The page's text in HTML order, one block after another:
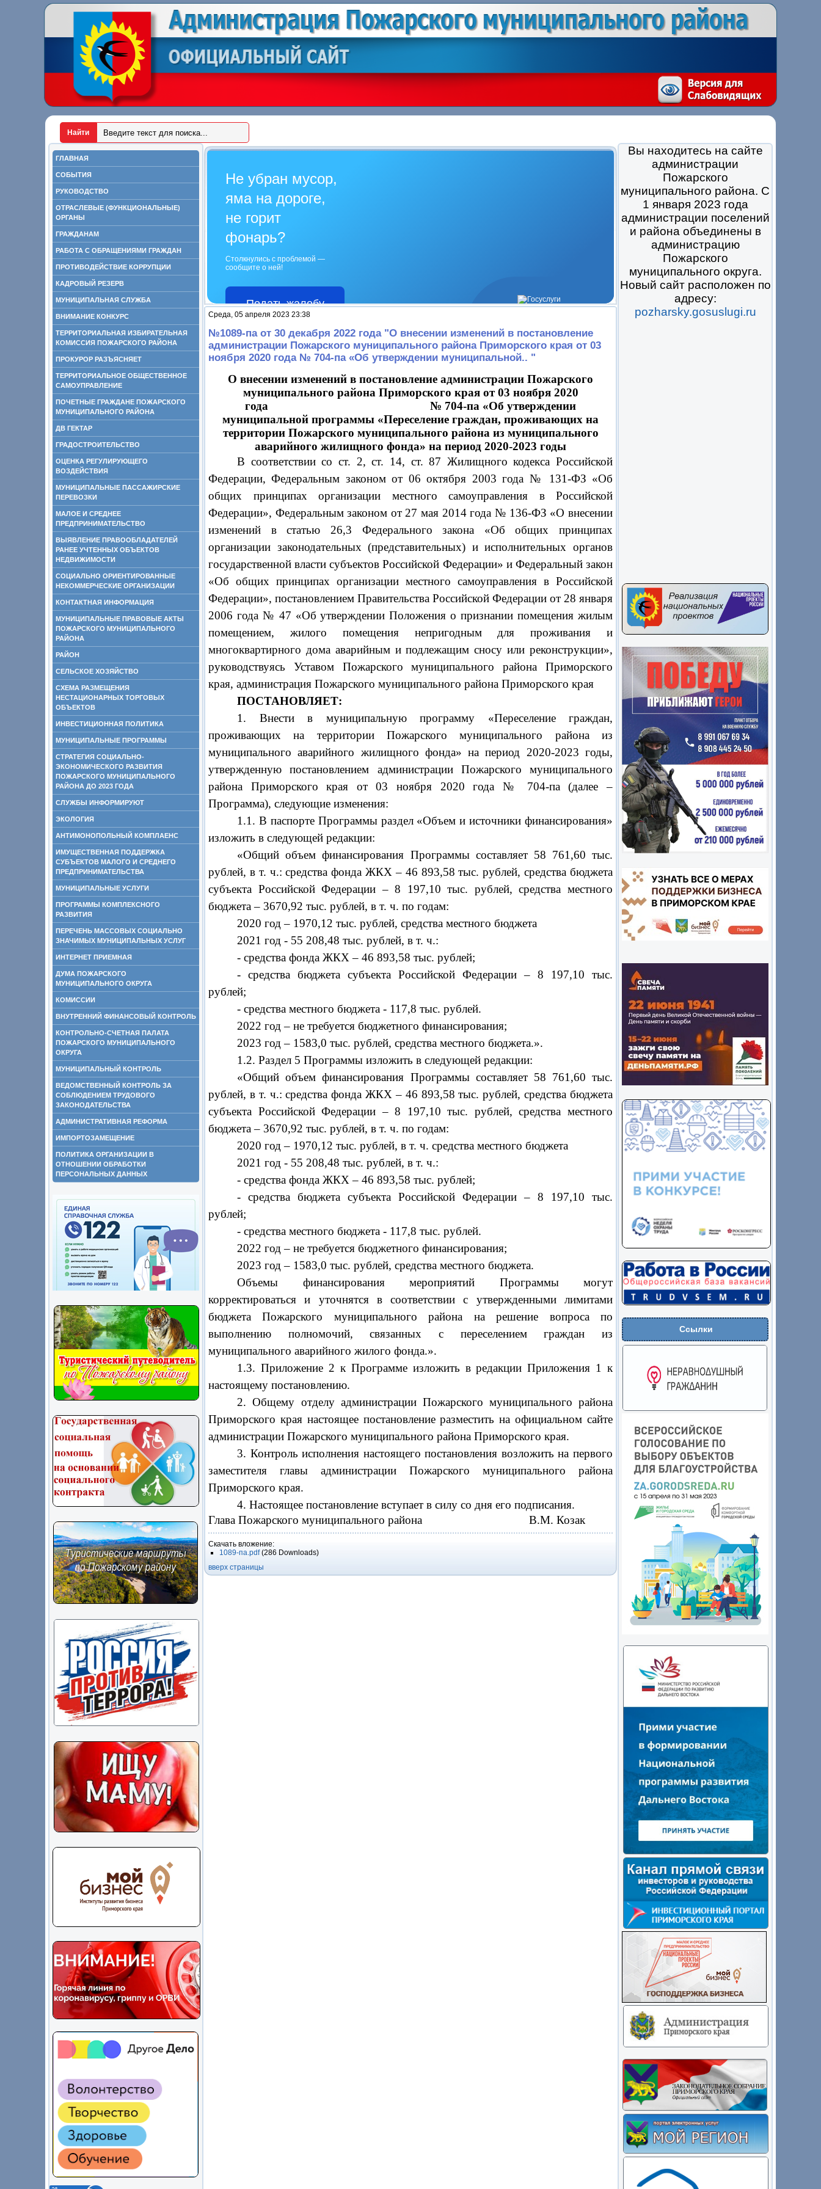
ГЛАВНАЯ
СОБЫТИЯ
РУКОВОДСТВО
ОТРАСЛЕВЫЕ (ФУНКЦИОНАЛЬНЫЕ)
ОРГАНЫ
ГРАЖДАНАМ
РАБОТА С ОБРАЩЕНИЯМИ ГРАЖДАН
ПРОТИВОДЕЙСТВИЕ КОРРУПЦИИ
КАДРОВЫЙ РЕЗЕРВ
МУНИЦИПАЛЬНАЯ СЛУЖБА
ВНИМАНИЕ КОНКУРС
ТЕРРИТОРИАЛЬНАЯ ИЗБИРАТЕЛЬНАЯ
КОМИССИЯ ПОЖАРСКОГО РАЙОНА
ПРОКУРОР РАЗЪЯСНЯЕТ
ТЕРРИТОРИАЛЬНОЕ ОБЩЕСТВЕННОЕ
САМОУПРАВЛЕНИЕ
ПОЧЕТНЫЕ ГРАЖДАНЕ ПОЖАРСКОГО
МУНИЦИПАЛЬНОГО РАЙОНА
ДВ ГЕКТАР
ГРАДОСТРОИТЕЛЬСТВО
ОЦЕНКА РЕГУЛИРУЮЩЕГО
ВОЗДЕЙСТВИЯ
МУНИЦИПАЛЬНЫЕ ПАССАЖИРСКИЕ
ПЕРЕВОЗКИ
МАЛОЕ И СРЕДНЕЕ
ПРЕДПРИНИМАТЕЛЬСТВО
ВЫЯВЛЕНИЕ ПРАВООБЛАДАТЕЛЕЙ
РАНЕЕ УЧТЕННЫХ ОБЪЕКТОВ
НЕДВИЖИМОСТИ
СОЦИАЛЬНО ОРИЕНТИРОВАННЫЕ
НЕКОММЕРЧЕСКИЕ ОРГАНИЗАЦИИ
КОНТАКТНАЯ ИНФОРМАЦИЯ
МУНИЦИПАЛЬНЫЕ ПРАВОВЫЕ АКТЫ
ПОЖАРСКОГО МУНИЦИПАЛЬНОГО
РАЙОНА
РАЙОН
СЕЛЬСКОЕ ХОЗЯЙСТВО
СХЕМА РАЗМЕЩЕНИЯ
НЕСТАЦИОНАРНЫХ ТОРГОВЫХ
ОБЪЕКТОВ
ИНВЕСТИЦИОННАЯ ПОЛИТИКА
МУНИЦИПАЛЬНЫЕ ПРОГРАММЫ
СТРАТЕГИЯ СОЦИАЛЬНО-
ЭКОНОМИЧЕСКОГО РАЗВИТИЯ
ПОЖАРСКОГО МУНИЦИПАЛЬНОГО
РАЙОНА ДО 2023 ГОДА
СЛУЖБЫ ИНФОРМИРУЮТ
ЭКОЛОГИЯ
АНТИМОНОПОЛЬНЫЙ КОМПЛАЕНС
ИМУЩЕСТВЕННАЯ ПОДДЕРЖКА
СУБЪЕКТОВ МАЛОГО И СРЕДНЕГО
ПРЕДПРИНИМАТЕЛЬСТВА
МУНИЦИПАЛЬНЫЕ УСЛУГИ
ПРОГРАММЫ КОМПЛЕКСНОГО
РАЗВИТИЯ
ПЕРЕЧЕНЬ МАССОВЫХ СОЦИАЛЬНО
ЗНАЧИМЫХ МУНИЦИПАЛЬНЫХ УСЛУГ
ИНТЕРНЕТ ПРИЕМНАЯ
ДУМА ПОЖАРСКОГО
МУНИЦИПАЛЬНОГО ОКРУГА
КОМИССИИ
ВНУТРЕННИЙ ФИНАНСОВЫЙ КОНТРОЛЬ
КОНТРОЛЬНО-СЧЕТНАЯ ПАЛАТА
ПОЖАРСКОГО МУНИЦИПАЛЬНОГО
ОКРУГА
МУНИЦИПАЛЬНЫЙ КОНТРОЛЬ
ВЕДОМСТВЕННЫЙ КОНТРОЛЬ ЗА
СОБЛЮДЕНИЕМ ТРУДОВОГО
ЗАКОНОДАТЕЛЬСТВА
АДМИНИСТРАТИВНАЯ РЕФОРМА
ИМПОРТОЗАМЕЩЕНИЕ
ПОЛИТИКА ОРГАНИЗАЦИИ В
ОТНОШЕНИИ ОБРАБОТКИ
ПЕРСОНАЛЬНЫХ ДАННЫХ
Вы находитесь на сайте
администрации
Пожарского
муниципального района. С
1 января 2023 года
администрации поселений
и района объединены в
администрацию
Пожарского
муниципального округа.
Новый сайт расположен по
адресу:
pozharsky.gosuslugi.ru
Ссылки
Не убран мусор,
яма на дороге,
не горит
фонарь?
Столкнулись с проблемой —
сообщите о ней!
Подать жалобу
Среда, 05 апреля 2023 23:38
№1089-па от 30 декабря 2022 года "О внесении изменений в постановление
администрации Пожарского муниципального района Приморского края от 03
ноября 2020 года № 704-па «Об утверждении муниципальной.. "
О внесении изменений в постановление администрации Пожарского
муниципального района Приморского края от 03 ноября 2020
года № 704-па «Об утверждении
муниципальной программы «Переселение граждан, проживающих на
территории Пожарского муниципального района из муниципального
аварийного жилищного фонда» на период 2020-2023 годы
В соответствии со ст. 2, ст. 14, ст. 87 Жилищного кодекса Российской
Федерации, Федеральным законом от 06 октября 2003 года № 131-ФЗ «Об
общих принципах организации местного самоуправления в Российской
Федерации», Федеральным законом от 27 мая 2014 года № 136-ФЗ «О внесении
изменений в статью 26,3 Федерального закона «Об общих принципах
организации законодательных (представительных) и исполнительных органов
государственной власти субъектов Российской Федерации» и Федеральный закон
«Об общих принципах организации местного самоуправления в Российской
Федерации», постановлением Правительства Российской Федерации от 28 января
2006 года № 47 «Об утверждении Положения о признании помещения жилым
помещением, жилого помещения непригодным для проживания и
многоквартирного дома аварийным и подлежащим сносу или реконструкции»,
руководствуясь Уставом Пожарского муниципального района Приморского
края, администрация Пожарского муниципального района Приморского края
ПОСТАНОВЛЯЕТ:
1. Внести в муниципальную программу «Переселение граждан,
проживающих на территории Пожарского муниципального района из
муниципального аварийного жилищного фонда» на период 2020-2023 годы,
утвержденную постановлением администрации Пожарского муниципального
района Приморского края от 03 ноября 2020 года № 704-па (далее –
Программа), следующие изменения:
1.1. В паспорте Программы раздел «Объем и источники финансирования»
изложить в следующей редакции:
«Общий объем финансирования Программы составляет 58 761,60 тыс.
рублей, в т. ч.: средства фонда ЖКХ – 46 893,58 тыс. рублей, средства бюджета
субъекта Российской Федерации – 8 197,10 тыс. рублей, средства местного
бюджета – 3670,92 тыс. рублей, в т. ч. по годам:
2020 год – 1970,12 тыс. рублей, средства местного бюджета
2021 год - 55 208,48 тыс. рублей, в т. ч.:
- средства фонда ЖКХ – 46 893,58 тыс. рублей;
- средства бюджета субъекта Российской Федерации – 8 197,10 тыс.
рублей;
- средства местного бюджета - 117,8 тыс. рублей.
2022 год – не требуется бюджетного финансирования;
2023 год – 1583,0 тыс. рублей, средства местного бюджета.».
1.2. Раздел 5 Программы изложить в следующей редакции:
«Общий объем финансирования Программы составляет 58 761,60 тыс.
рублей, в т. ч.: средства фонда ЖКХ – 46 893,58 тыс. рублей, средства бюджета
субъекта Российской Федерации – 8 197,10 тыс. рублей, средства местного
бюджета – 3670,92 тыс. рублей, в т. ч. по годам:
2020 год – 1970,12 тыс. рублей, в т. ч. средства местного бюджета
2021 год - 55 208,48 тыс. рублей, в т. ч.:
- средства фонда ЖКХ – 46 893,58 тыс. рублей;
- средства бюджета субъекта Российской Федерации – 8 197,10 тыс.
рублей;
- средства местного бюджета - 117,8 тыс. рублей.
2022 год –не требуется бюджетного финансирования;
2023 год – 1583,0 тыс. рублей, средства местного бюджета.
Объемы финансирования мероприятий Программы могут
корректироваться и уточнятся в соответствии с утвержденными лимитами
бюджета Пожарского муниципального района на решение вопроса по
выполнению полномочий, связанных с переселением граждан из
муниципального аварийного жилого фонда.».
1.3. Приложение 2 к Программе изложить в редакции Приложения 1 к
настоящему постановлению.
2. Общему отделу администрации Пожарского муниципального района
Приморского края настоящее постановление разместить на официальном сайте
администрации Пожарского муниципального района Приморского края.
3. Контроль исполнения настоящего постановления возложить на первого
заместителя главы администрации Пожарского муниципального района
Приморского края.
4.Настоящее постановление вступает в силу со дня его подписания.
Глава Пожарского муниципального района В.М. Козак
Скачать вложение:
1089-па.pdf(286 Downloads)
вверх страницы